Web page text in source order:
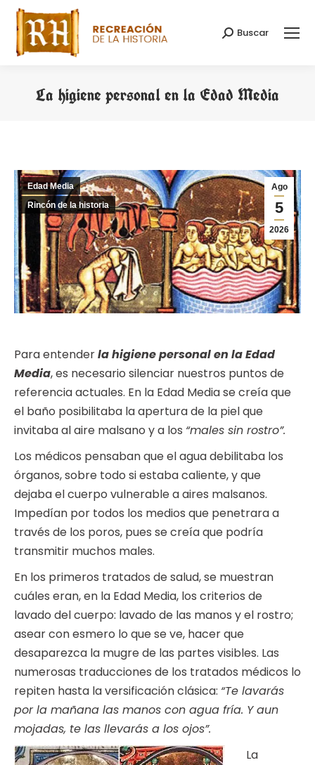
Buscar:
Buscar
La higiene personal en la Edad Media
Ago
5
2026
Edad Media
Rincón de la historia
Para entenderla higiene personal en la Edad
Media, es necesario silenciar nuestros puntos de
referencia actuales. En la Edad Media se creía que
el baño posibilitaba la apertura de la piel que
invitaba al aire malsano y a los “males sin rostro”.
Los médicos pensaban que el agua debilitaba los
órganos, sobre todo si estaba caliente, y que
dejaba el cuerpo vulnerable a aires malsanos.
Impedían por todos los medios que penetrara a
través de los poros, pues se creía que podría
transmitir muchos males.
En los primeros tratados de salud, se muestran
cuáles eran, en la Edad Media, los criterios de
lavado del cuerpo: lavado de las manos y el rostro;
asear con esmero lo que se ve, hacer que
desaparezca la mugre de las partes visibles. Las
numerosas traducciones de los tratados médicos lo
repiten hasta la versificación clásica: “Te lavarás
por la mañana las manos con agua fría. Y aun
mojadas, te las llevarás a los ojos”.
La